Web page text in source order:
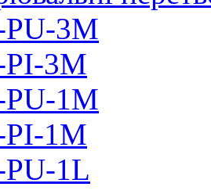
PU-3M
PI-3M
PU-1M
PI-1M
PU-1L